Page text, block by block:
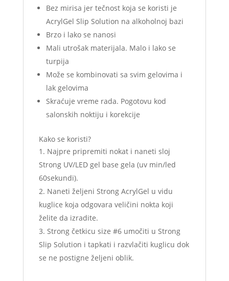
Bez mirisa jer tečnost koja se koristi je
AcrylGel Slip Solution na alkoholnoj bazi
Brzo i lako se nanosi
Mali utrošak materijala. Malo i lako se
turpija
Može se kombinovati sa svim gelovima i
lak gelovima
Skraćuje vreme rada. Pogotovu kod
salonskih noktiju i korekcije
Kako se koristi?
Najpre pripremiti nokat i naneti sloj
Strong UV/LED gel base gela (uv min/led
60sekundi).
Naneti željeni Strong AcrylGel u vidu
kuglice koja odgovara veličini nokta koji
želite da izradite.
Strong četkicu size #6 umočiti u Strong
Slip Solution i tapkati i razvlačiti kuglicu dok
se ne postigne željeni oblik.